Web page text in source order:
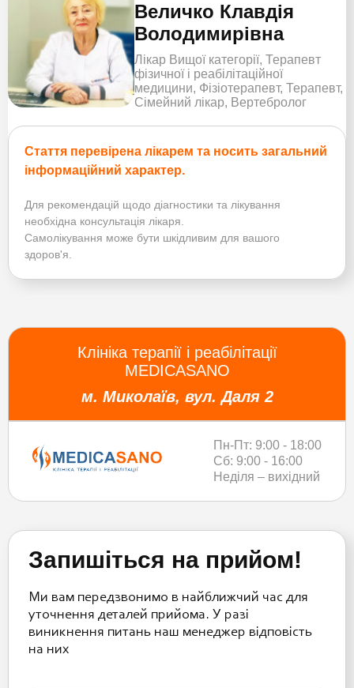
Величко Клавдія
Володимирівна
Лікар Вищої категорії, Терапевт
фізичної і реабілітаційної
медицини, Фізіотерапевт, Терапевт,
Сімейний лікар, Вертебролог
Стаття перевірена лікарем та носить загальний
інформаційний характер.
Для рекомендацій щодо діагностики та лікування
необхідна консультація лікаря.
Самолікування може бути шкідливим для вашого
здоров'я.
Клініка терапії і реабілітації
MEDICASANO
м. Миколаїв, вул. Даля 2
Пн-Пт: 9:00 - 18:00
Сб: 9:00 - 16:00
Неділя – вихідний
Запишіться на прийом!
Ми вам передзвонимо в найближчий час для
уточнення деталей прийома. У разі
виникнення питань наш менеджер відповість
на них